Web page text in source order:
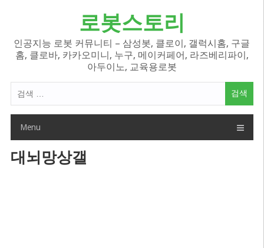
로봇스토리
인공지능 로봇 커뮤니티 – 삼성봇, 클로이, 갤럭시홈, 구글
홈, 클로바, 카카오미니, 누구, 메이커페어, 라즈베리파이,
아두이노, 교육용로봇
색
Menu
대뇌망상갤